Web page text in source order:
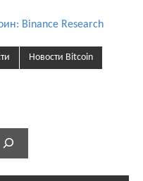
Binance Research
Новости Bitcoin